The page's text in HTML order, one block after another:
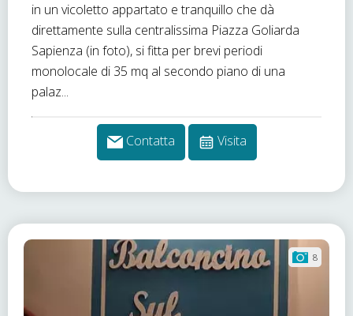
in un vicoletto appartato e tranquillo che dà
direttamente sulla centralissima Piazza Goliarda
Sapienza (in foto), si fitta per brevi periodi
monolocale di 35 mq al secondo piano di una
palaz...
Contatta Visita
8